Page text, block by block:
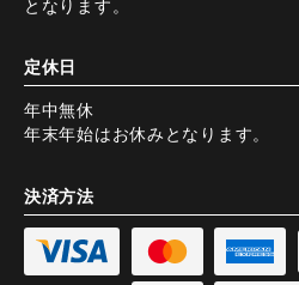
となります。
定休日
年中無休
年末年始はお休みとなります。
決済方法